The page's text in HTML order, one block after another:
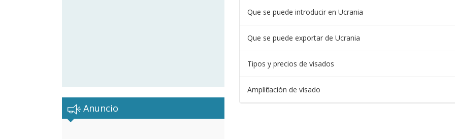
Anuncio
Que se puede introducir en Ucrania
Que se puede exportar de Ucrania
Tipos y precios de visados
Amplificación de visado